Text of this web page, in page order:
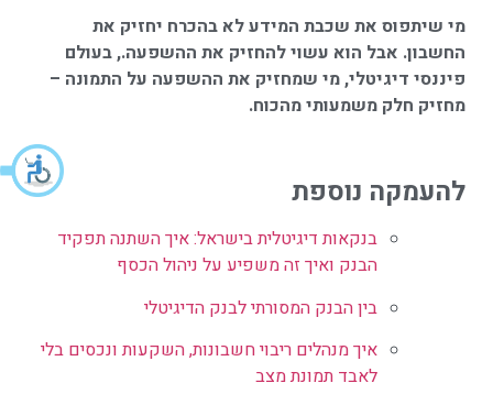
מי שיתפוס את שכבת המידע לא בהכרח יחזיק את
החשבון. אבל הוא עשוי להחזיק את ההשפעה., בעולם
פיננסי דיגיטלי, מי שמחזיק את ההשפעה על התמונה –
מחזיק חלק משמעותי מהכוח.
להעמקה נוספת
בנקאות דיגיטלית בישראל: איך השתנה תפקיד
הבנק ואיך זה משפיע על ניהול הכסף
בין הבנק המסורתי לבנק הדיגיטלי
איך מנהלים ריבוי חשבונות, השקעות ונכסים בלי
לאבד תמונת מצב